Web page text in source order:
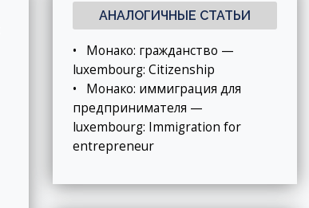
АНАЛОГИЧНЫЕ СТАТЬИ
• Монако: гражданство —
luxembourg: Citizenship
• Монако: иммиграция для
предпринимателя —
luxembourg: Immigration for
entrepreneur